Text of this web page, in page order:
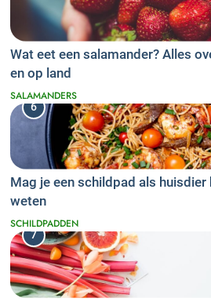
Wat eet een salamander? Alles
en op land
SALAMANDERS
6
Mag je een schildpad als
weten
SCHILDPADDEN
7